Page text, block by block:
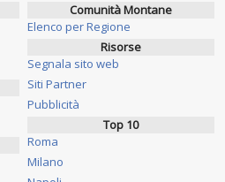
Comunità Montane
Elenco per Regione
Risorse
Segnala sito web
Siti Partner
Pubblicità
Top 10
Roma
Milano